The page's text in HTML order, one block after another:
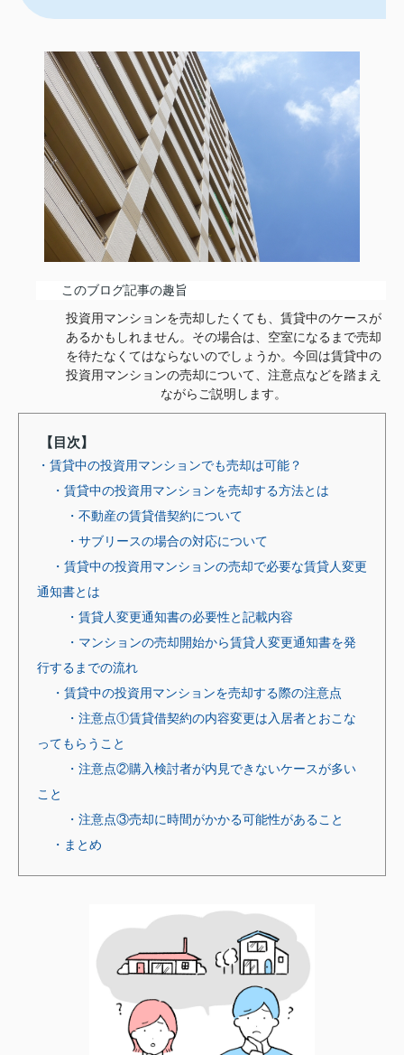
このブログ記事の趣旨
投資用マンションを売却したくても、賃貸中のケースが
あるかもしれません。 その場合は、空室になるまで売却
を待たなくてはならないのでしょうか。 今回は賃貸中の
投資用マンションの売却について、注意点などを踏まえ
ながらご説明します。
【目次】
・賃貸中の投資用マンションでも売却は可能？
・賃貸中の投資用マンションを売却する方法とは
・不動産の賃貸借契約について
・サブリースの場合の対応について
・賃貸中の投資用マンションの売却で必要な賃貸人変更
通知書とは
・賃貸人変更通知書の必要性と記載内容
・マンションの売却開始から賃貸人変更通知書を発
行するまでの流れ
・賃貸中の投資用マンションを売却する際の注意点
・注意点①賃貸借契約の内容変更は入居者とおこな
ってもらうこと
・注意点②購入検討者が内見できないケースが多い
こと
・注意点③売却に時間がかかる可能性があること
・まとめ